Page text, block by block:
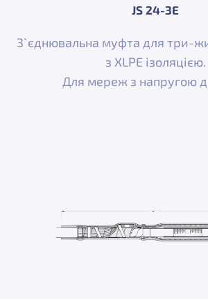
JS 24-3E
З`єднювальна муфта для три-
з XLPE ізоляцією.
Для мереж з напругою